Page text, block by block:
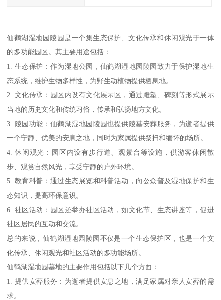
仙鹤湖湿地园陵园是一个集生态保护、文化传承和休闲观光于一体
的多功能园区。其主要用途包括：
1. 生态保护：作为湿地公园，仙鹤湖湿地园陵园致力于保护湿地生
态系统，维护生物多样性，为野生动植物提供栖息地。
2. 文化传承：园区内设有文化展示区，通过雕塑、碑刻等形式展示
当地的历史文化和传统习俗，传承和弘扬地方文化。
3. 陵园功能：仙鹤湖湿地园陵园也提供陵墓安葬服务，为逝者提供
一个宁静、优美的安息之地，同时为家属提供祭扫和缅怀的场所。
4. 休闲观光：园区内设有步行道、观景台等设施，供游客休闲散
步、观赏自然风光，享受宁静的户外环境。
5. 教育科普：通过生态展览和科普活动，向公众普及湿地保护和生
态知识，提高环保意识。
6. 社区活动：园区还举办社区活动，如文化节、生态讲座等，促进
社区居民的互动和交流。
总的来说，仙鹤湖湿地园陵园不仅是一个生态保护区，也是一个文
化传承、休闲观光和社区活动的多功能场所。
仙鹤湖湿地园墓地的主要作用包括以下几个方面：
1. 提供安葬服务：为逝者提供安息之地，满足家属对亲人安葬的需
求。